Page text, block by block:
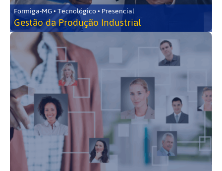
Formiga-MG • Tecnológico • Presencial
Gestão da Produção Industrial